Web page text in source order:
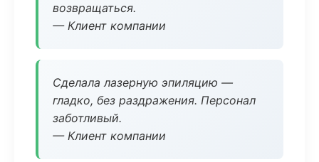
возвращаться.
— Клиент компании
Сделала лазерную эпиляцию —
гладко, без раздражения. Персонал
заботливый.
— Клиент компании